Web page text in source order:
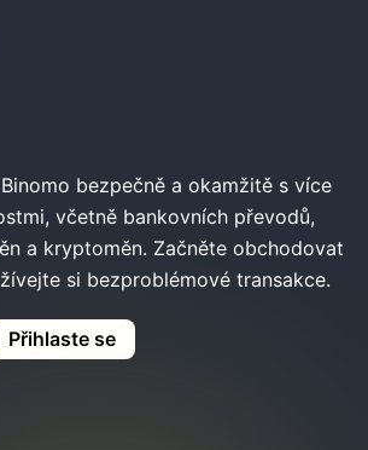
bezpečně a okamžitě s více
včetně bankovních převodů,
a kryptoměn. Začněte obchodovat
si bezproblémové transakce.
Přihlaste se